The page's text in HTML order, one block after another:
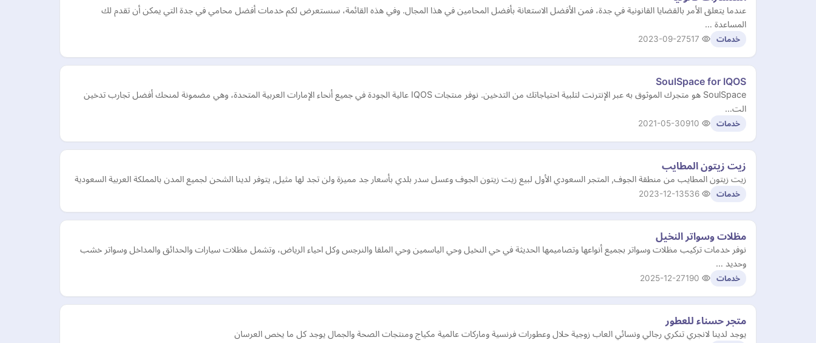
عندما يتعلق الأمر بالقضايا القانونية في جدة، فمن الأفضل الاستعانة بأفضل المحامين في هذا المجال. وفي هذه القائمة، سنستعرض لكم خدمات أفضل محامي في جدة التي يمكن أن تقدم لك
المساعدة …
خدمات 2023-09-27
SoulSpace for IQOS
SoulSpace هو متجرك الموثوق به عبر الإنترنت لتلبية احتياجاتك من التدخين. نوفر منتجات IQOS عالية الجودة في جميع أنحاء الإمارات العربية المتحدة، وهي مضمونة لمنحك أفضل تجارب تدخين
الت…
خدمات 2021-05-30
زيت زيتون المطايب
زيت زيتون المطايب من منطقة الجوف, المتجر السعودي الأول لبيع زيت زيتون الجوف وعسل سدر بلدي بأسعار جد مميزة ولن تجد لها مثيل, يتوفر لدينا الشحن لجميع المدن بالمملكة العربية السعودية
خدمات 2023-12-13
مظلات وسواتر النخيل
نوفر خدمات تركيب مظلات وسواتر بجميع أنواعها وتصاميمها الحديثة في حي النخيل وحي الياسمين وحي الملقا والنرجس وكل احياء الرياض، وتشمل مظلات سيارات والحدائق والمداخل وسواتر خشب
وحديد …
خدمات 2025-12-27
متجر حسناء للعطور
يوجد لدينا لانجري تنكري رجالي ونسائي العاب زوجية حلال وعطورات فرنسية وماركات عالمية مكياج ومنتجات الصحة والجمال يوجد كل ما يخص العرسان